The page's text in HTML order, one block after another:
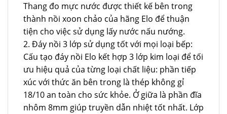
Thang đo mực nước được thiết kế bên trong
thành nồi xoon chảo của hãng Elo để thuận
tiện cho việc sử dụng lấy nước nấu nướng.
2. Đáy nồi 3 lớp sử dụng tốt với mọi loại bếp:
Cấu tạo đáy nồi Elo kết hợp 3 lớp kim loại để tối
ưu hiệu quả của từng loại chất liệu: phần tiếp
xúc với thức ăn bên trong là thép không gỉ
18/10 an toàn cho sức khỏe. Ở giữa là phần đĩa
nhôm 8mm giúp truyền dẫn nhiệt tốt nhất. Lớp